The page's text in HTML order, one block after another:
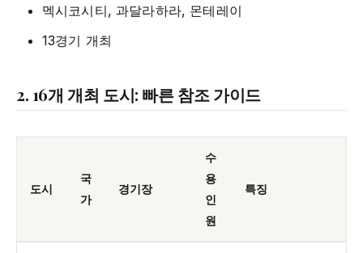
멕시코시티, 과달라하라, 몬테레이
13경기 개최
2. 16개 개최 도시: 빠른 참조 가이드
도시
국
가
경기장
수
용
인
원
특징